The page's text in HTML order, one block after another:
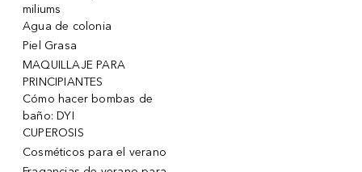
miliums
Agua de colonia
Piel Grasa
MAQUILLAJE PARA
PRINCIPIANTES
Cómo hacer bombas de
baño: DYI
CUPEROSIS
Cosméticos para el verano